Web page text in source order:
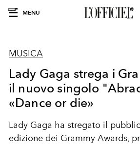
MENU
MUSICA
Lady Gaga strega i
il nuovo singolo
«Dance or die»
Lady Gaga ha stregato il
edizione dei Grammy Awards,